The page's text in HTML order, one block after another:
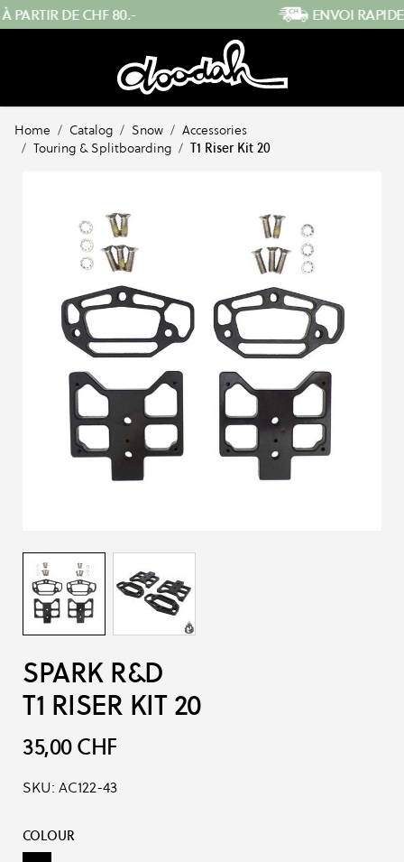
Skip to Content ENVOI RAPIDE DEPUIS LA SUISSE
Home / Catalog / Snow / Accessories
/ Touring & Splitboarding / T1 Riser Kit 20
SPARK R&D
T1 RISER KIT 20
35,00 CHF
SKU: AC122-43
Options du produit :
COLOUR
Black